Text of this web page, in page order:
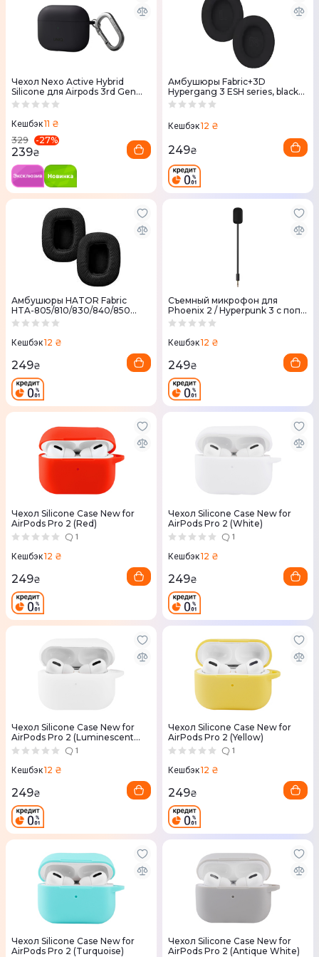
Чехол Nexo Active Hybrid
Silicone для Airpods 3rd Gen
Case With Sports Ear Hooks
Кешбэк11 ₴
329
-27%
239₴
Амбушюры Fabric+3D
Hypergang 3 ESH series, black
2шт. (ACC-409)
Кешбэк12 ₴
249₴
Амбушюры HATOR Fabric
HTA-805/810/830/840/850
(ACC-106)
Кешбэк12 ₴
249₴
Съемный микрофон для
Phoenix 2 / Hyperpunk 3 с поп-
фильтром (ACC420) Black
Кешбэк12 ₴
249₴
Чехол Silicone Case New for
AirPods Pro 2 (Red)
1
Кешбэк12 ₴
249₴
Чехол Silicone Case New for
AirPods Pro 2 (White)
1
Кешбэк12 ₴
249₴
Чехол Silicone Case New for
AirPods Pro 2 (Luminescent
White)
1
Кешбэк12 ₴
249₴
Чехол Silicone Case New for
AirPods Pro 2 (Yellow)
1
Кешбэк12 ₴
249₴
Чехол Silicone Case New for
AirPods Pro 2 (Turquoise)
Чехол Silicone Case New for
AirPods Pro 2 (Antique White)